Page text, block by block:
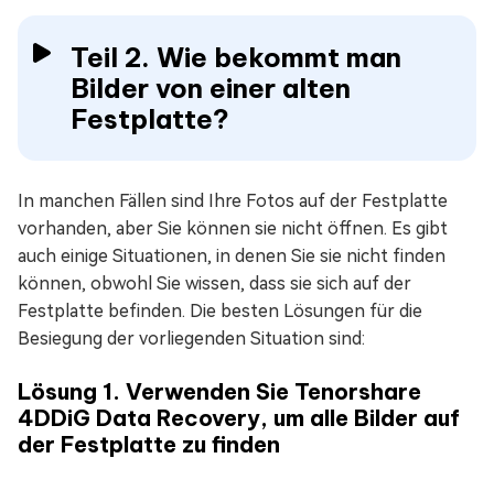
Teil 2. Wie bekommt man
Bilder von einer alten
Festplatte?
In manchen Fällen sind Ihre Fotos auf der Festplatte
vorhanden, aber Sie können sie nicht öffnen. Es gibt
auch einige Situationen, in denen Sie sie nicht finden
können, obwohl Sie wissen, dass sie sich auf der
Festplatte befinden. Die besten Lösungen für die
Besiegung der vorliegenden Situation sind:
Lösung 1. Verwenden Sie Tenorshare
4DDiG Data Recovery, um alle Bilder auf
der Festplatte zu finden